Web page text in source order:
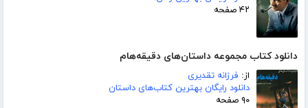
۴۲ صفحه
دانلود کتاب مجموعه داستان‌های دقیقه‌هام
از: فرزانه تقدیری
دانلود رایگان بهترین کتاب‌های داستان
۹۰ صفحه